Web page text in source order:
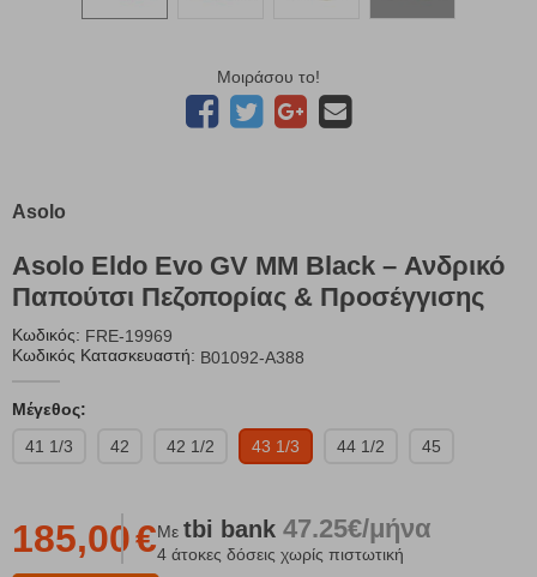
Μοιράσου το!
Asolo
Asolo Eldo Evo GV MM Black – Ανδρικό
Παπούτσι Πεζοπορίας & Προσέγγισης
Κωδικός: FRE-19969
Κωδικός Κατασκευαστή: B01092-A388
Μέγεθος:
41 1/3
42 42 1/2 43 1/3 44 1/2 45
185,00€Με tbi bank 47.25€/μήνα
4 άτοκες δόσεις χωρίς πιστωτική